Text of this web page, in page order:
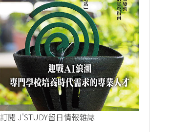
訂閱 J'STUDY留日情報雜誌